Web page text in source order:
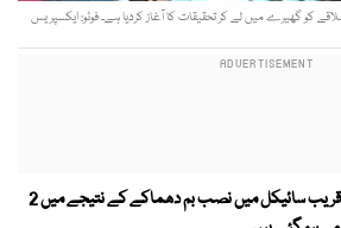
کو گھیرے میں لے کر تحقیقات کا آغاز کردیا ہے۔ فوٹو: ایکسپریس
سریاب روڈ پر گرڈ اسٹیشن کے قریب سائیکل میں نصب بم دھماکے کے نتیجے میں 2